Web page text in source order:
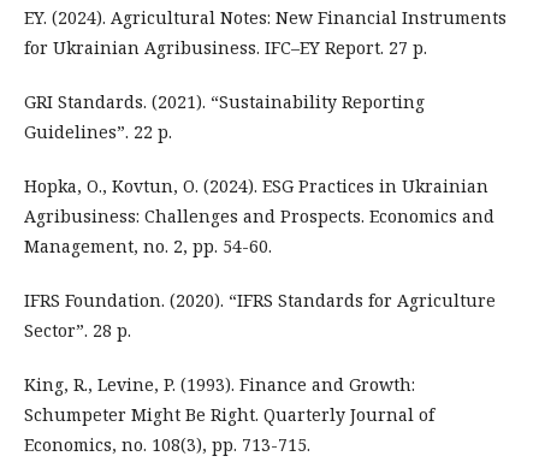
EY. (2024). Agricultural Notes: New Financial Instruments
for Ukrainian Agribusiness. IFC–EY Report. 27 p.
GRI Standards. (2021). “Sustainability Reporting
Guidelines”. 22 p.
Hopka, O., Kovtun, O. (2024). ESG Practices in Ukrainian
Agribusiness: Challenges and Prospects. Economics and
Management, no. 2, pp. 54-60.
IFRS Foundation. (2020). “IFRS Standards for Agriculture
Sector”. 28 p.
King, R., Levine, P. (1993). Finance and Growth:
Schumpeter Might Be Right. Quarterly Journal of
Economics, no. 108(3), pp. 713-715.